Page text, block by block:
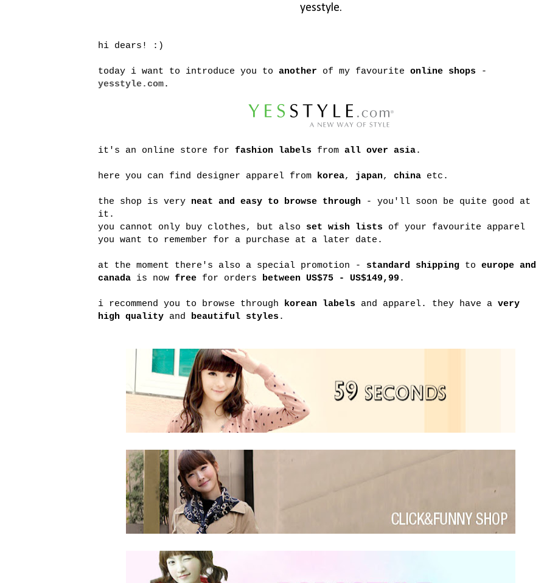
yesstyle.
hi dears! :)
today i want to introduce you to another of my favourite online shops -
yesstyle.com.
it's an online store for fashion labels from all over asia.
here you can find designer apparel from korea, japan, china etc.
the shop is very neat and easy to browse through - you'll soon be quite good at
it.
you cannot only buy clothes, but also set wish lists of your favourite apparel
you want to remember for a purchase at a later date.
at the moment there's also a special promotion - standard shipping to europe and
canada is now free for orders between US$75 - US$149,99 .
i recommend you to browse through korean labels and apparel. they have a very
high quality and beautiful styles .